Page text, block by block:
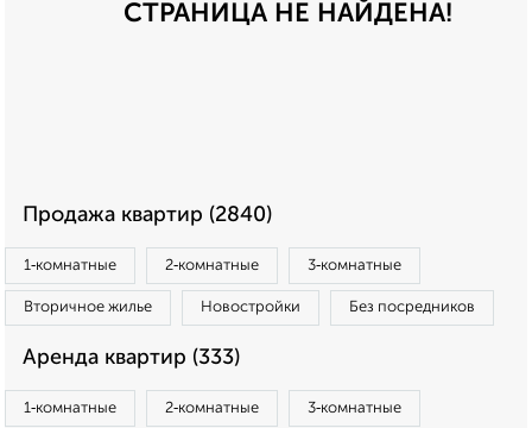
СТРАНИЦА НЕ НАЙДЕНА!
Продажа квартир (2840)
1‑комнатные 2‑комнатные 3‑комнатные
Вторичное жилье Новостройки Без посредников
Аренда квартир (333)
1‑комнатные 2‑комнатные 3‑комнатные